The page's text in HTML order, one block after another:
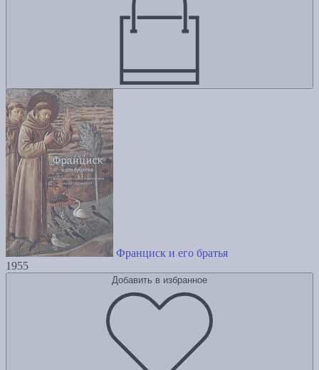
Франциск и его братья
1955
Добавить в избранное